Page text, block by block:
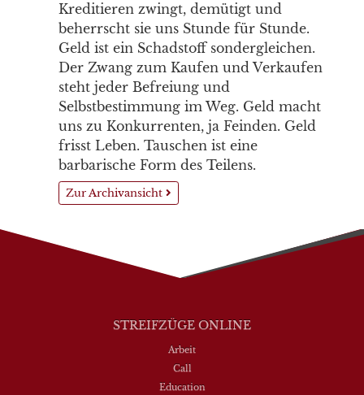
Kreditieren zwingt, demütigt und
beherrscht sie uns Stunde für Stunde.
Geld ist ein Schadstoff sondergleichen.
Der Zwang zum Kaufen und Verkaufen
steht jeder Befreiung und
Selbstbestimmung im Weg. Geld macht
uns zu Konkurrenten, ja Feinden. Geld
frisst Leben. Tauschen ist eine
barbarische Form des Teilens.
Zur Archivansicht
STREIFZÜGE ONLINE
Arbeit
Call
Education